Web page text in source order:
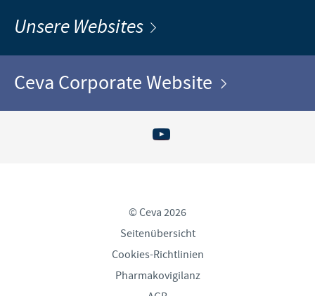
Unsere Websites
Ceva Corporate Website
© Ceva 2026
Seitenübersicht
Cookies-Richtlinien
Pharmakovigilanz